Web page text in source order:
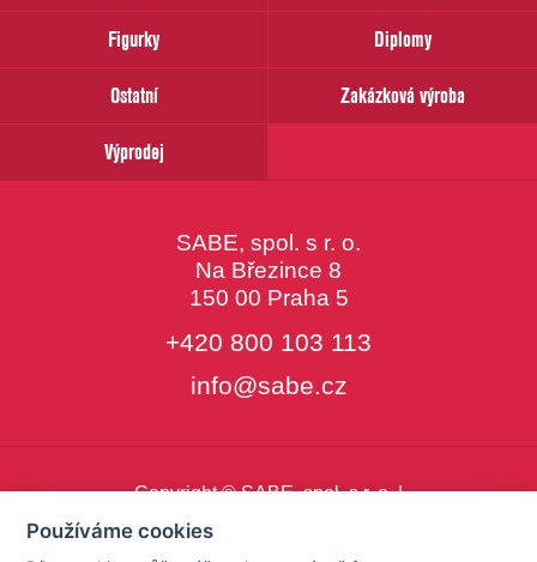
email
Figurky
Diplomy
Ostatní
Zakázková výroba
Výprodej
SABE, spol. s r. o.
Na Březince 8
150 00 Praha 5
+420 800 103 113
info@sabe.cz
Copyright © SABE, spol. s r. o. |
Používáme cookies